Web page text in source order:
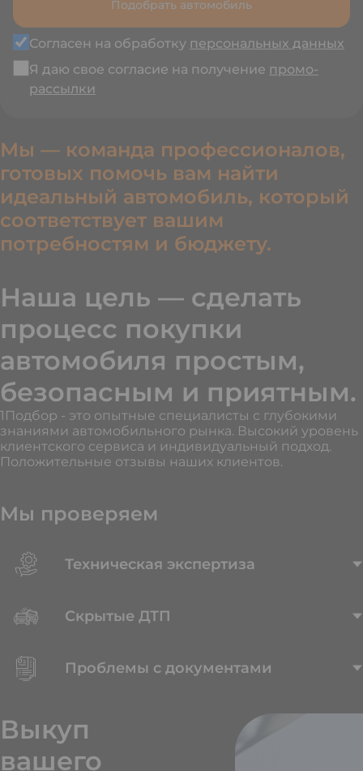
Подобрать автомобиль
Согласен на обработку персональных данных
Я даю свое согласие на получение промо-
рассылки
Мы — команда профессионалов,
готовых помочь вам найти
идеальный автомобиль, который
соответствует вашим
потребностям и бюджету.
Наша цель — сделать
процесс покупки
автомобиля простым,
безопасным и приятным.
1Подбор - это опытные специалисты с глубокими
знаниями автомобильного рынка. Высокий уровень
клиентского сервиса и индивидуальный подход.
Положительные отзывы наших клиентов.
Мы проверяем
Техническая экспертиза
Скрытые ДТП
Проблемы с документами
Выкуп
вашего